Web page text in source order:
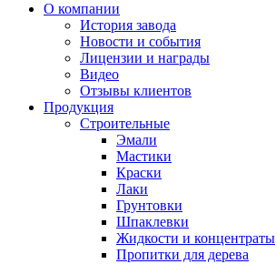
О компании
История завода
Новости и события
Лицензии и награды
Видео
Отзывы клиентов
Продукция
Строительные
Эмали
Мастики
Краски
Лаки
Грунтовки
Шпаклевки
Жидкости и концентраты
Пропитки для дерева